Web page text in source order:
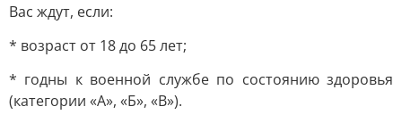
Вас ждут, если:
* возраст от 18 до 65 лет;
* годны к военной службе по состоянию здоровья
(категории «А», «Б», «В»).